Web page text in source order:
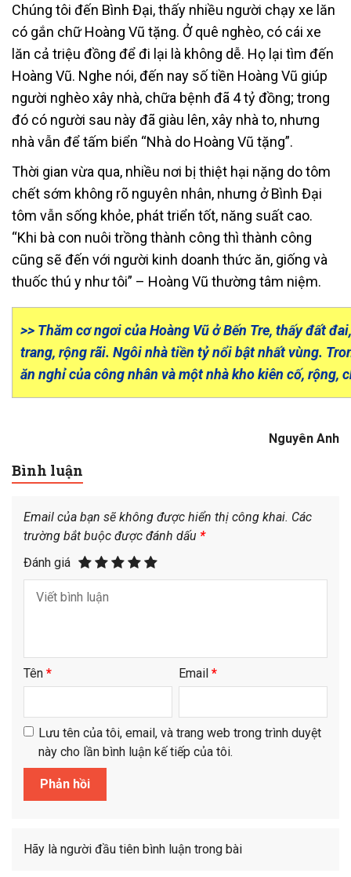
Chúng tôi đến Bình Đại, thấy nhiều người chạy xe lăn
có gắn chữ Hoàng Vũ tặng. Ở quê nghèo, có cái xe
lăn cả triệu đồng để đi lại là không dễ. Họ lại tìm đến
Hoàng Vũ. Nghe nói, đến nay số tiền Hoàng Vũ giúp
người nghèo xây nhà, chữa bệnh đã 4 tỷ đồng; trong
đó có người sau này đã giàu lên, xây nhà to, nhưng
nhà vẫn để tấm biển “Nhà do Hoàng Vũ tặng”.
Thời gian vừa qua, nhiều nơi bị thiệt hại nặng do tôm
chết sớm không rõ nguyên nhân, nhưng ở Bình Đại
tôm vẫn sống khỏe, phát triển tốt, năng suất cao.
“Khi bà con nuôi trồng thành công thì thành công
cũng sẽ đến với người kinh doanh thức ăn, giống và
thuốc thú y như tôi” – Hoàng Vũ thường tâm niệm.
>> Thăm cơ ngơi của Hoàng Vũ ở Bến Tre, thấy đất
trang, rộng rãi. Ngôi nhà tiền tỷ nổi bật nhất vùng.
ăn nghỉ của công nhân và một nhà kho kiên cố, rộng,
Nguyên Anh
Bình luận
Email của bạn sẽ không được hiển thị công khai. Các
trường bắt buộc được đánh dấu *
Đánh giá
Tên * Email *
Lưu tên của tôi, email, và trang web trong trình duyệt
này cho lần bình luận kế tiếp của tôi.
Hãy là người đầu tiên bình luận trong bài